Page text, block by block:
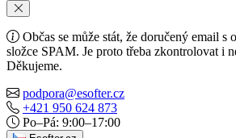
Občas se může stát, že doručený email s
složce SPAM. Je proto třeba zkontrolovat i
Děkujeme.
podpora@esofter.cz
+421 950 624 873
Po–Pá: 9:00–17:00